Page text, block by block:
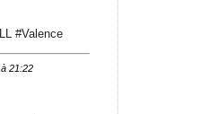
#Valence
21:22